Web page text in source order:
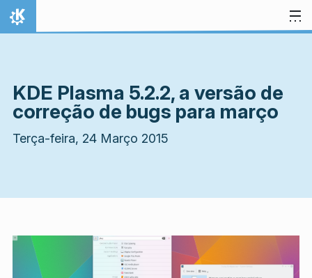
Ir para o conteúdo
Início
KDE Plasma 5.2.2, a versão de
correção de bugs para março
Terça-feira, 24 Março 2015